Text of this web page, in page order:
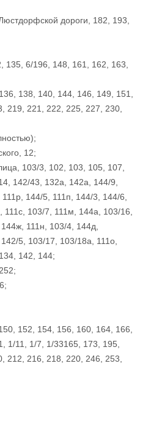
дороги, 182, 193,
135, 6/196, 148, 161, 162, 163,
138, 140, 144, 146, 149, 151,
219, 221, 222, 225, 227, 230,
12;
103/3, 102, 103, 105, 107,
142/43, 132а, 142а, 144/9,
144/5, 111п, 144/3, 144/6,
103/7, 111м, 144а, 103/16,
111н, 103/4, 144д,
5, 103/17, 103/18а, 111о,
142, 144;
152, 154, 156, 160, 164, 166,
1/11, 1/7, 1/33165, 173, 195,
212, 216, 218, 220, 246, 253,